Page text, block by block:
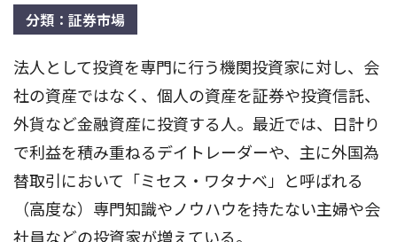
分類：証券市場
法人として投資を専門に行う機関投資家に対し、会
社の資産ではなく、個人の資産を証券や投資信託、
外貨など金融資産に投資する人。最近では、日計り
で利益を積み重ねるデイトレーダーや、主に外国為
替取引において「ミセス・ワタナベ」と呼ばれる
（高度な）専門知識やノウハウを持たない主婦や会
社員などの投資家が増えている。